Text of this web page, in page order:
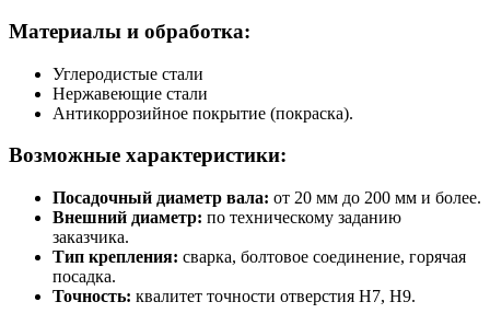
Материалы и обработка:
Углеродистые стали
Нержавеющие стали
Антикоррозийное покрытие (покраска).
Возможные характеристики:
Посадочный диаметр вала: от 20 мм до 200 мм и более.
Внешний диаметр: по техническому заданию
заказчика.
Тип крепления: сварка, болтовое соединение, горячая
посадка.
Точность: квалитет точности отверстия H7, H9.